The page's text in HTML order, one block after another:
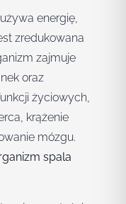
energię,
zredukowana
zajmuje
oraz
życiowych,
krążenie
mózgu.
spala